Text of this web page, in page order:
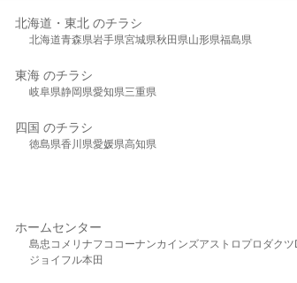
北海道・東北 のチラシ
北海道青森県岩手県宮城県秋田県山形県福島県
東海 のチラシ
岐阜県静岡県愛知県三重県
四国 のチラシ
徳島県香川県愛媛県高知県
ホームセンター
島忠 コメリ ナフコ コーナンカインズアストロプロダクツ
ジョイフル本田